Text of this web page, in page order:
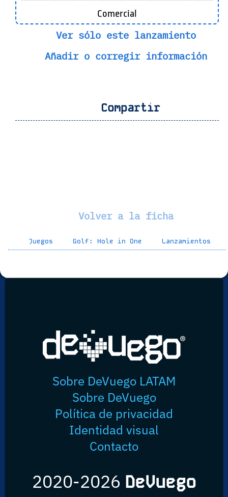
Comercial
Ver sólo este lanzamiento
Añadir o corregir información
Compartir
Volver a la ficha
Juegos Golf: Hole in One Lanzamientos
Sobre DeVuego LATAM
Sobre DeVuego
Política de privacidad
Identidad visual
Contacto
2020-2026 DeVuego